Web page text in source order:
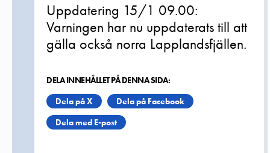
Uppdatering 15/1 09.00:
Varningen har nu uppdaterats till att
gälla också norra Lapplandsfjällen.
DELA INNEHÅLLET PÅ DENNA SIDA:
Dela på X
Dela på Facebook
Dela med E-post